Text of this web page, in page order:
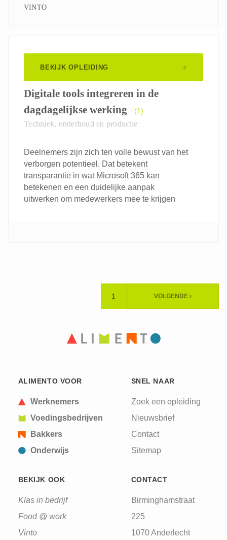
VINTO
BEKIJK OPLEIDING
Digitale tools integreren in de
dagdagelijkse werking
(1)
Techniek, onderhoud en productie
Deelnemers zijn zich ten volle bewust van het
verborgen potentieel. Dat betekent
transparantie in wat Microsoft 365 kan
betekenen en een duidelijke aanpak
uitwerken om medewerkers mee te krijgen
HUIDIGE
1 VOLGENDE ›
ALIMENTO VOOR
Werknemers
Voedingsbedrijven
Bakkers
Onderwijs
SNEL NAAR
Zoek een opleiding
Nieuwsbrief
Contact
Sitemap
BEKIJK OOK
Klas in bedrijf
Food @ work
Vinto
CONTACT
Birminghamstraat
225
1070 Anderlecht